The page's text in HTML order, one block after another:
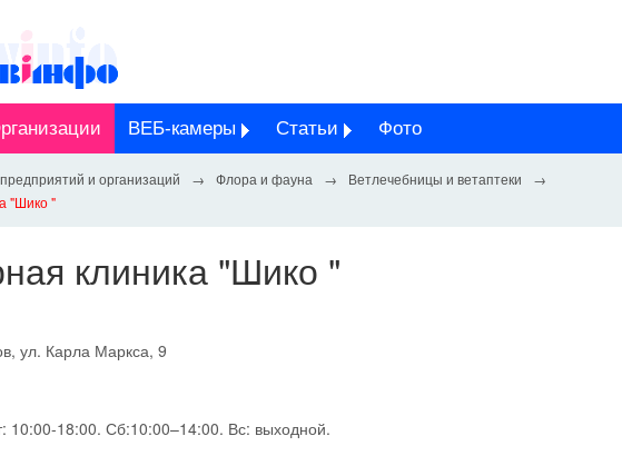
ВЕБ-камеры Статьи Фото
и организаций Флора и фауна
Ветлечебницы и ветаптеки
"Шико "
клиника "Шико "
ул. Карла Маркса, 9
10:00-18:00. Сб:10:00–14:00. Вс: выходной.